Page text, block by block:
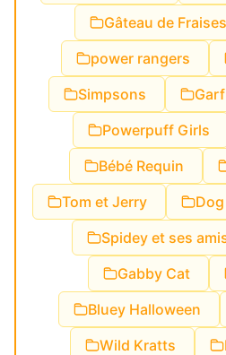
Gâteau de Fraises
power rangers
Simpsons
Powerpuff Girls
Bébé Requin
Tom et Jerry
Spidey et ses
Gabby Cat
Bluey Halloween
Wild Kratts